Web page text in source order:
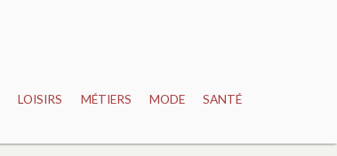
LOISIRS MÉTIERS MODE SANTÉ